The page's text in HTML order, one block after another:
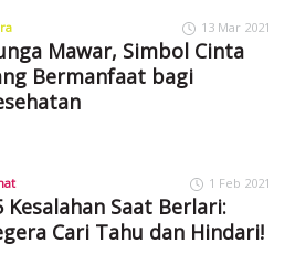
13 Mar 2021
Mawar, Simbol Cinta
Bermanfaat bagi
1 Feb 2021
Kesalahan Saat Berlari:
Cari Tahu dan Hindari!